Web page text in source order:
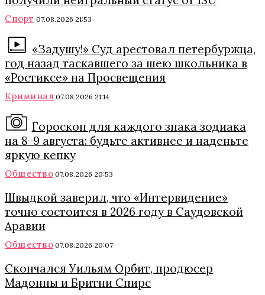
Спорт 07.08.2026 21:53
«Задушу!» Суд арестовал петербуржца,
год назад таскавшего за шею школьника в
«Ростиксе» на Просвещения
Криминал 07.08.2026 21:14
Гороскоп для каждого знака зодиака
на 8-9 августа: будьте активнее и наденьте
яркую кепку
Общество 07.08.2026 20:53
Швыдкой заверил, что «Интервидение»
точно состоится в 2026 году в Саудовской
Аравии
Общество 07.08.2026 20:07
Скончался Уильям Орбит, продюсер
Мадонны и Бритни Спирс